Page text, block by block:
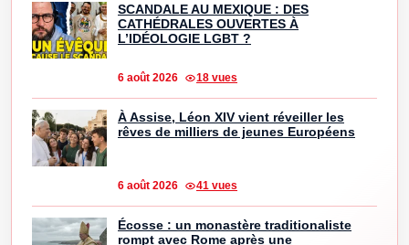
SCANDALE AU MEXIQUE : DES
CATHÉDRALES OUVERTES À
L’IDÉOLOGIE LGBT ?
6 août 2026 18 vues
À Assise, Léon XIV vient réveiller les
rêves de milliers de jeunes Européens
6 août 2026 41 vues
Écosse : un monastère traditionaliste
rompt avec Rome après une